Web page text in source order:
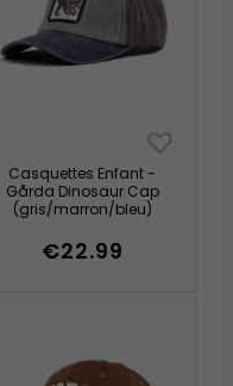
Casquettes Enfant -
Gårda Dinosaur Cap
(gris/marron/bleu)
€22.99